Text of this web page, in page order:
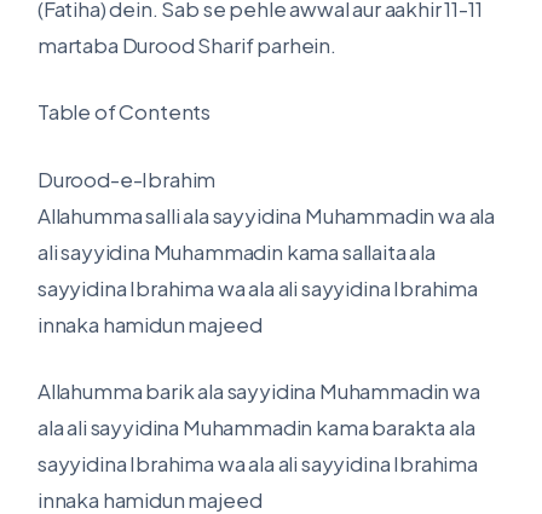
(Fatiha) dein. Sab se pehle awwal aur aakhir 11-11
martaba Durood Sharif parhein.
Table of Contents
Durood-e-Ibrahim
Allahumma salli ala sayyidina Muhammadin wa ala
ali sayyidina Muhammadin kama sallaita ala
sayyidina Ibrahima wa ala ali sayyidina Ibrahima
innaka hamidun majeed
Allahumma barik ala sayyidina Muhammadin wa
ala ali sayyidina Muhammadin kama barakta ala
sayyidina Ibrahima wa ala ali sayyidina Ibrahima
innaka hamidun majeed